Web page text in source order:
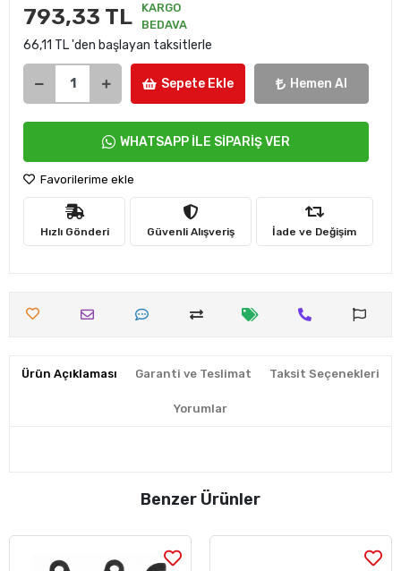
793,33 TL
KARGO
BEDAVA
66,11 TL 'den başlayan taksitlerle
Sepete Ekle Hemen Al
WHATSAPP İLE SİPARİŞ VER
Favorilerime ekle
Hızlı Gönderi Güvenli Alışveriş İade ve Değişim
Ürün Açıklaması Garanti ve Teslimat Taksit Seçenekleri
Yorumlar
Benzer Ürünler